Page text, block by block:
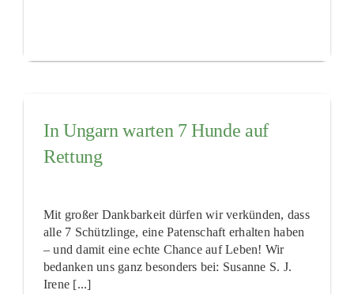
In Ungarn warten 7 Hunde auf
Rettung
Mit großer Dankbarkeit dürfen wir verkünden, dass
alle 7 Schützlinge, eine Patenschaft erhalten haben
– und damit eine echte Chance auf Leben! Wir
bedanken uns ganz besonders bei: Susanne S. J.
Irene [...]